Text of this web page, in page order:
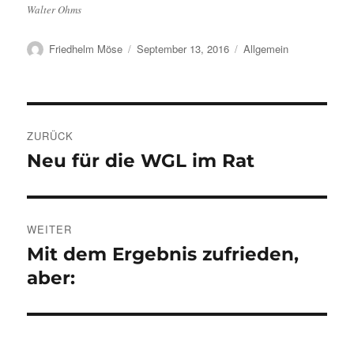
Walter Ohms
Autor
Friedhelm Möse
Veröffentlicht
September 13, 2016 Kategorien
Allgemein
ZURÜCK
Vorheriger
Neu für die WGL im Rat
WEITER
Nächster
Beitrag:
Mit dem Ergebnis zufrieden,
aber: